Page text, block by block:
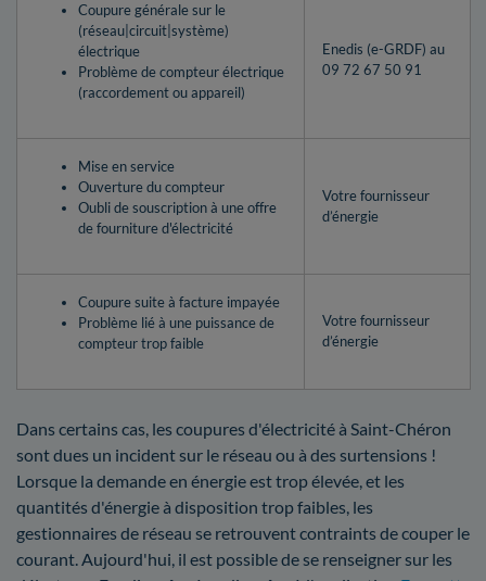
Coupure générale sur le
(réseau|circuit|système)
électrique
Problème de compteur électrique
(raccordement ou appareil)
Enedis (e-GRDF) au
09 72 67 50 91
Mise en service
Ouverture du compteur
Oubli de souscription à une offre
de fourniture d'électricité
Votre fournisseur
d’énergie
Coupure suite à facture impayée
Problème lié à une puissance de
compteur trop faible
Votre fournisseur
d’énergie
Dans certains cas, les coupures d'électricité à Saint-Chéron
sont dues un incident sur le réseau ou à des surtensions !
Lorsque la demande en énergie est trop élevée, et les
quantités d'énergie à disposition trop faibles, les
gestionnaires de réseau se retrouvent contraints de couper le
courant. Aujourd'hui, il est possible de se renseigner sur les